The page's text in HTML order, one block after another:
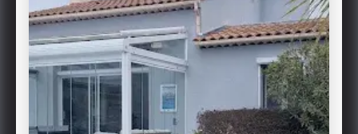
Le remplacement de fenêtres simple vitrage par du
double vitrage performant est éligible à de
nombreuses aides de l'État : MaPrimeRénov', les
Certificats d'Économies d'Énergie (CEE), ou l'éco-PTZ. En
confiant votre projet à ACR Provence, nous vous
orientons pour réduire le reste à charge de votre
facture énergétique.